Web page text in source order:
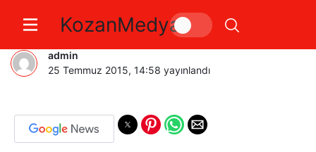
KozanMedya
Kadirlide Kaza 1 ölü 2 yaralı
admin
25 Temmuz 2015, 14:58 yayınlandı